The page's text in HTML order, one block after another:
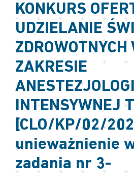
KONKURS
UDZIELANIE
ZDROWOTNYCH
ZAKRESIE
INTENSYWNEJ
[CLO/KP/02/
unieważnienie
zadania nr 3-